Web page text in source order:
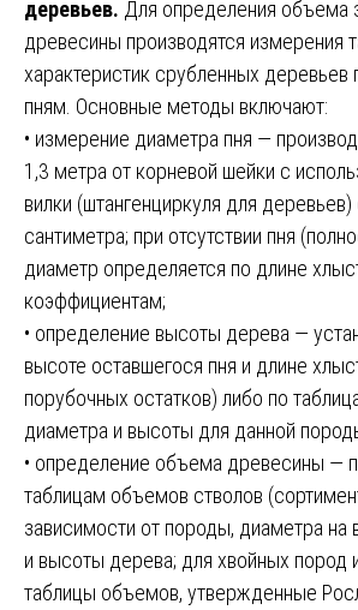
деревьев. Для определения объема
древесины производятся измерения
характеристик срубленных деревьев
пням. Основные методы включают:
• измерение диаметра пня —
1,3 метра от корневой шейки с
вилки (штангенциркуля для
сантиметра; при отсутствии пня
диаметр определяется по длине
коэффициентам;
• определение высоты дерева —
высоте оставшегося пня и длине
порубочных остатков) либо по
диаметра и высоты для данной
• определение объема древесины —
таблицам объемов стволов
зависимости от породы, диаметра на
и высоты дерева; для хвойных пород
таблицы объемов, утвержденные